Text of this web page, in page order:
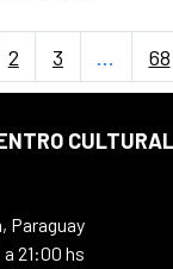
Page
2 Page
3 ... 68
Paraguay
21:00 hs